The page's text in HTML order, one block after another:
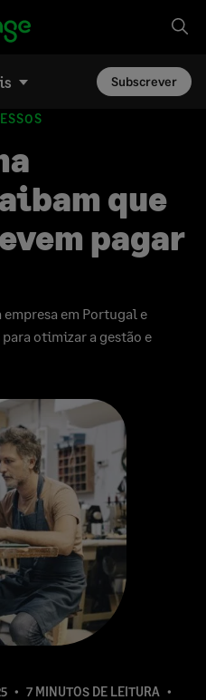
Subscrever
que
pagar
em Portugal e
otimizar a gestão e
7 MINUTOS DE LEITURA